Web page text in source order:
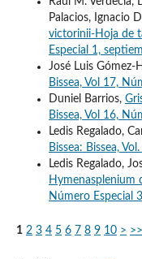
Palacios, Ignacio
victorinii-Hoja de
Especial 1,
José Luis Gómez-
Bissea, Vol 17,
Duniel Barrios,
Bissea, Vol 16,
Ledis Regalado,
Bissea: Bissea,
Ledis Regalado,
Hymenasplenium
Número Especial
1 2 3 4 5 6 7 8 9 10 > >>